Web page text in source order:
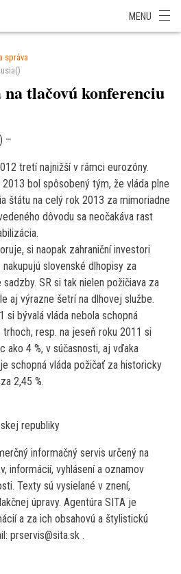
MENU
správa
)
tlačovú konferenciu
–
tretí najnižší v rámci eurozóny.
bol spôsobený tým, že vláda plne
štátu na celý rok 2013 za mimoriadne
dôvodu sa neočakáva rast
si naopak zahraniční investori
slovenské dlhopisy za
SR si tak nielen požičiava za
aj výrazne šetrí na dlhovej službe.
si bývalá vláda nebola schopná
resp. na jeseň roku 2011 si
ako 4 %, v súčasnosti, aj vďaka
schopná vláda požičať za historicky
2,45 %.
republiky
informačný servis určený na
informácií, vyhlásení a oznamov
Texty sú vysielané v znení,
úpravy. Agentúra SITA je
a za ich obsahovú a štylistickú
prservis@sita.sk .